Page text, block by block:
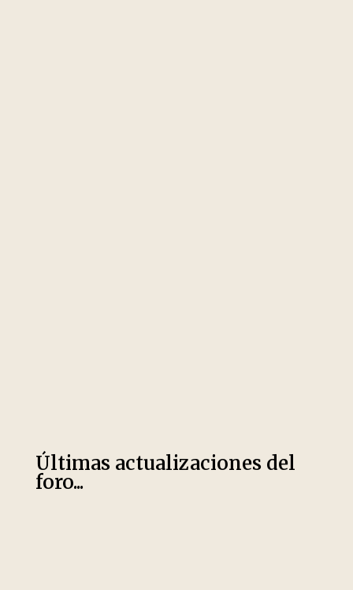
Últimas actualizaciones del
foro...